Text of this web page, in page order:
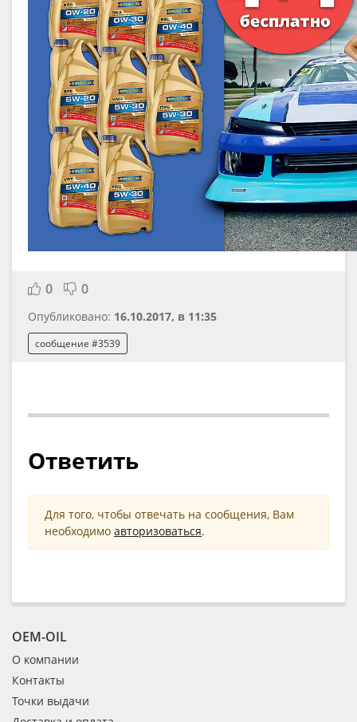
0 0
Опубликовано: 16.10.2017, в 11:35
сообщение #3539
Ответить
Для того, чтобы отвечать на сообщения, Вам
необходимо авторизоваться.
OEM-OIL
О компании
Контакты
Точки выдачи